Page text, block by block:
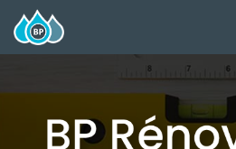
au
contenu
principal